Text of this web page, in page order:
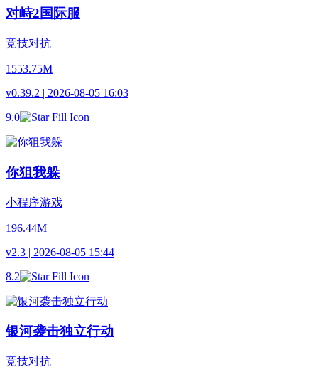
对峙2国际服
竞技对抗
1553.75M
v0.39.2 | 2026-08-05 16:03
9.0
你狙我躲
小程序游戏
196.44M
v2.3 | 2026-08-05 15:44
8.2
银河袭击独立行动
竞技对抗